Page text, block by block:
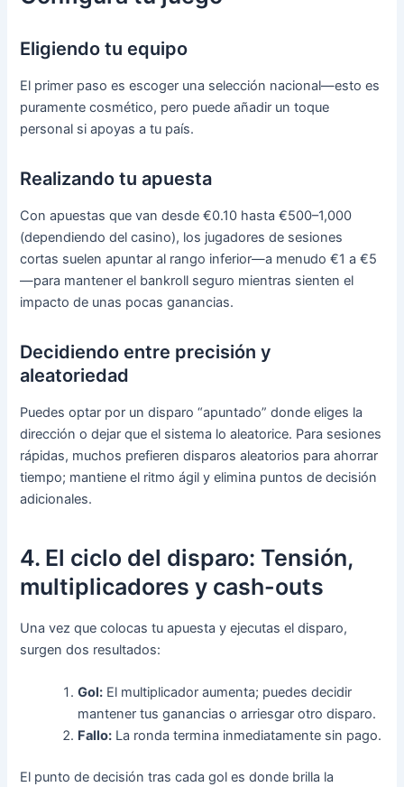
Eligiendo tu equipo
El primer paso es escoger una selección nacional—esto es
puramente cosmético, pero puede añadir un toque
personal si apoyas a tu país.
Realizando tu apuesta
Con apuestas que van desde €0.10 hasta €500–1,000
(dependiendo del casino), los jugadores de sesiones
cortas suelen apuntar al rango inferior—a menudo €1 a €5
—para mantener el bankroll seguro mientras sienten el
impacto de unas pocas ganancias.
Decidiendo entre precisión y
aleatoriedad
Puedes optar por un disparo “apuntado” donde eliges la
dirección o dejar que el sistema lo aleatorice. Para sesiones
rápidas, muchos prefieren disparos aleatorios para ahorrar
tiempo; mantiene el ritmo ágil y elimina puntos de decisión
adicionales.
4. El ciclo del disparo: Tensión,
multiplicadores y cash-outs
Una vez que colocas tu apuesta y ejecutas el disparo,
surgen dos resultados:
Gol: El multiplicador aumenta; puedes decidir
mantener tus ganancias o arriesgar otro disparo.
Fallo: La ronda termina inmediatamente sin pago.
El punto de decisión tras cada gol es donde brilla la